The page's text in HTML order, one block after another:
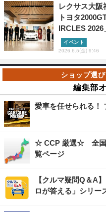
レクサス大阪
トヨタ
IRCLES 2026
イベント
2026.6.5(金) 9:46
編集部
愛車を任せられる！
☆ CCP 厳選☆ 全国
覧ページ
【クルマ疑問Q＆A
ロが答える」シリー